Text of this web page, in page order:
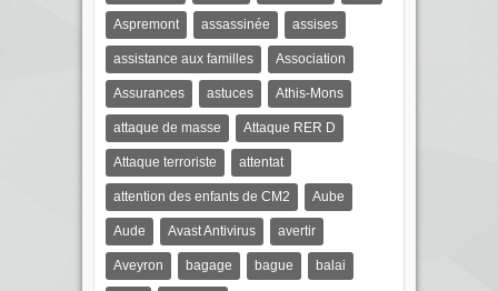
Aspremont assassinée assises
assistance aux familles Association
Assurances astuces Athis-Mons
attaque de masse Attaque RER D
Attaque terroriste attentat
attention des enfants de CM2 Aube
Aude Avast Antivirus avertir
Aveyron bagage bague balai